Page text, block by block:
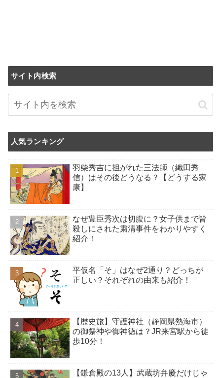
サイト内検索
人気ランキング
羽柴秀吉に担がれた三法師（織田秀
信）はその後どうなる？【どうする家
康】
なぜ豊臣秀次は切腹に？女子供まで皆
殺しにされた粛清事件をわかりやすく
紹介！
平仮名「そ」はなぜ2通り？どっちが
正しい？それぞれの由来も紹介！
【歴史旅】守護神社（静岡県熱海市）
の御祭神や御神徳は？JR来宮駅から徒
歩10分！
【鎌倉殿の13人】武蔵坊弁慶だけじゃ